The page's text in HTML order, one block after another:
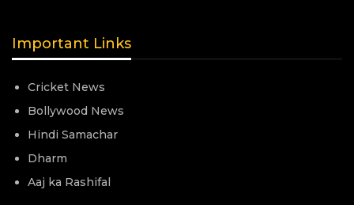
Important Links
Cricket News
Bollywood News
Hindi Samachar
Dharm
Aaj ka Rashifal